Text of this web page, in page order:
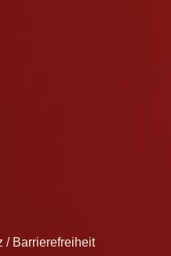
/ Barrierefreiheit